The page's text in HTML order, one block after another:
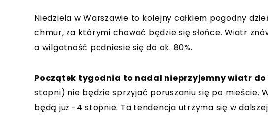
Niedziela w Warszawie to kolejny całkiem pogodny
chmur, za którymi chować będzie się słońce. Wiatr
a wilgotność podniesie się do ok. 80%.
Początek tygodnia to nadal nieprzyjemny wiatr do
stopni) nie będzie sprzyjać poruszaniu się po mieście.
będą już -4 stopnie. Ta tendencja utrzyma się w